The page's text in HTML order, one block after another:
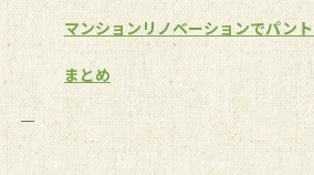
マンションリノベーションでパン
まとめ
――――――――――――――――